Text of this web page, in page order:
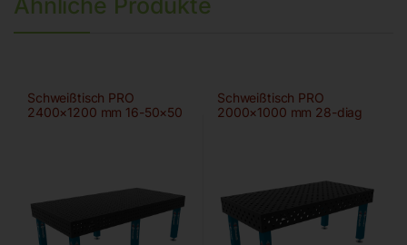
Schweißtisch PRO
2400×1200 mm 16-50×50
Schweißtisch PRO
2000×1000 mm 28-diag